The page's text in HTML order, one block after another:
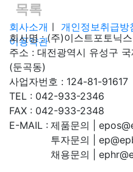
목록
회사소개 ㅣ 개인정보취급방
이용약관
회사명 : (주)이스트포토닉스
주소 : 대전광역시 유성구
(둔곡동)
사업자번호 : 124-81-91617
TEL : 042-933-2346
FAX : 042-933-2348
E-MAIL : 제품문의 |
투자문의 |
채용문의 |